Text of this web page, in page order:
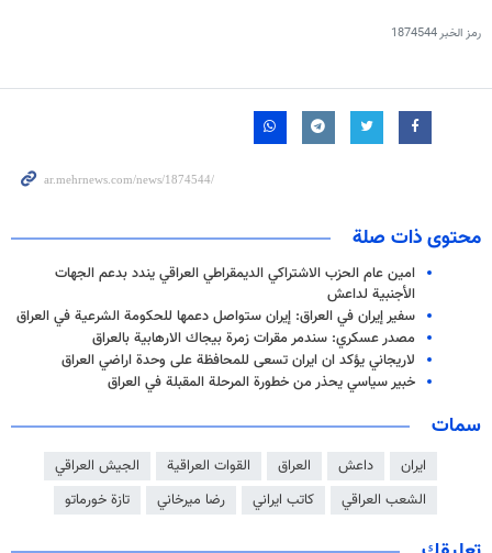
رمز الخبر1874544
محتوى ذات صلة
امين عام الحزب الاشتراكي الديمقراطي العراقي يندد بدعم الجهات
الأجنبية لداعش
سفير إيران في العراق: إيران ستواصل دعمها للحكومة الشرعية في العراق
مصدر عسكري: سندمر مقرات زمرة بيجاك الارهابية بالعراق
لاريجاني يؤكد ان ايران تسعى للمحافظة على وحدة اراضي العراق
خبير سياسي يحذر من خطورة المرحلة المقبلة في العراق
سمات
ايران داعش العراق القوات العراقية
الجيش العراقي
الشعب العراقي
كاتب ايراني رضا ميرخاني تازة خورماتو